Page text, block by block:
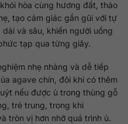
hòa cùng hương đất, thảo
tạo cảm giác gần gũi với tự
và sâu, khiến người uống
tạp qua từng giây.
nhẹ nhàng và dễ tiếp
agave chín, đôi khi có thêm
nếu được ủ trong thùng gỗ
trẻ trung, trong khi
tròn vị hơn nhờ quá trình ủ.